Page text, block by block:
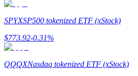
Przewodnik dla początkujących
SPYXSP500 tokenized ETF (xStock)
$773.92-0.31%
QQQXNasdaq tokenized ETF (xStock)